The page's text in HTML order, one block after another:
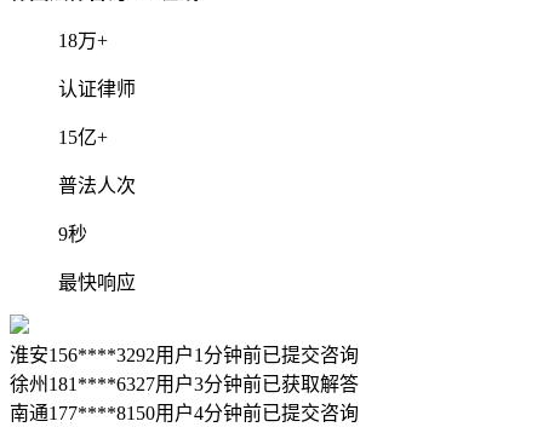
18万+
认证律师
15亿+
普法人次
9秒
最快响应
淮安156****3292用户1分钟前已提交咨询
徐州181****6327用户3分钟前已获取解答
南通177****8150用户4分钟前已提交咨询